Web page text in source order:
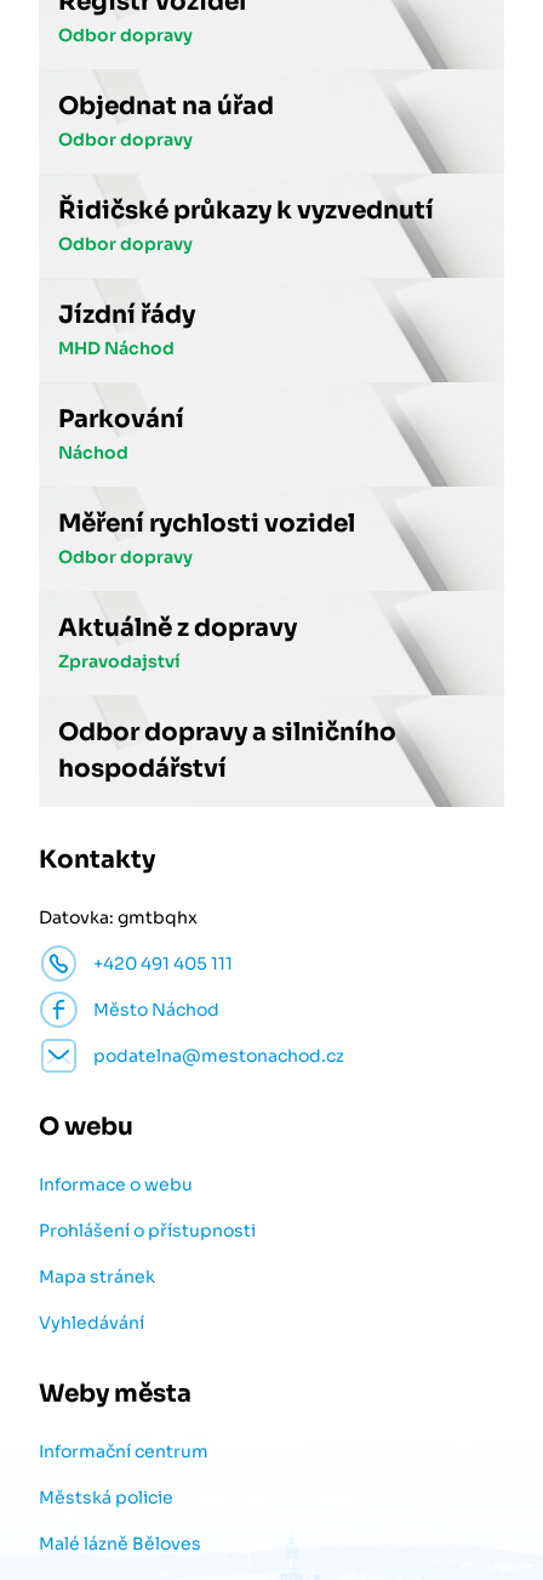
Odbor dopravy
Objednat na úřad
Odbor dopravy
Řidičské průkazy k vyzvednutí
Odbor dopravy
Jízdní řády
MHD Náchod
Parkování
Náchod
Měření rychlosti vozidel
Odbor dopravy
Aktuálně z dopravy
Zpravodajství
Odbor dopravy a silničního
hospodářství
Kontakty
Datovka: gmtbqhx
+420 491 405 111
Město Náchod
podatelna@mestonachod.cz
O webu
Informace o webu
Prohlášení o přístupnosti
Mapa stránek
Vyhledávání
Weby města
Informační centrum
Městská policie
Malé lázně Běloves